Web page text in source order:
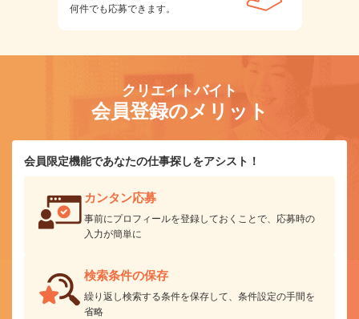
何件でも応募できます。
クリエイトバイト
会員登録のメリット
会員限定機能であなたの仕事探しをアシスト！
カンタン応募
事前にプロフィールを登録しておくことで、応募時の
入力が簡単に
検索条件の保存
繰り返し検索する条件を保存して、条件設定の手間を
省略